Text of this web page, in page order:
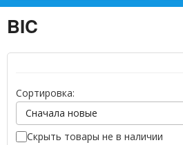
BIC
Сортировка:
Скрыть товары не в наличии